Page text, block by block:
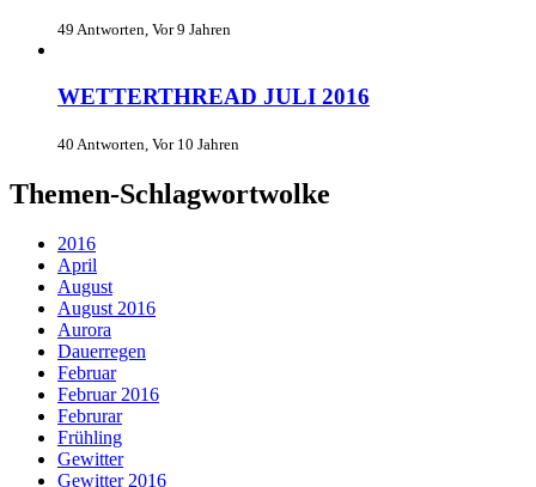
49 Antworten, Vor 9 Jahren
WETTERTHREAD JULI 2016
40 Antworten, Vor 10 Jahren
Themen-Schlagwortwolke
2016
April
August
August 2016
Aurora
Dauerregen
Februar
Februar 2016
Februrar
Frühling
Gewitter
Gewitter 2016